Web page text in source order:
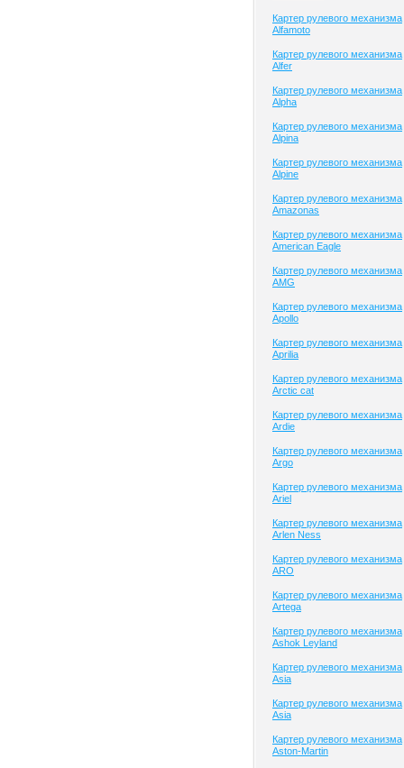
Картер рулевого механизма
Alfamoto
Картер рулевого механизма
Alfer
Картер рулевого механизма
Alpha
Картер рулевого механизма
Alpina
Картер рулевого механизма
Alpine
Картер рулевого механизма
Amazonas
Картер рулевого механизма
American Eagle
Картер рулевого механизма
AMG
Картер рулевого механизма
Apollo
Картер рулевого механизма
Aprilia
Картер рулевого механизма
Arctic cat
Картер рулевого механизма
Ardie
Картер рулевого механизма
Argo
Картер рулевого механизма
Ariel
Картер рулевого механизма
Arlen Ness
Картер рулевого механизма
ARO
Картер рулевого механизма
Artega
Картер рулевого механизма
Ashok Leyland
Картер рулевого механизма
Asia
Картер рулевого механизма
Asia
Картер рулевого механизма
Aston-Martin